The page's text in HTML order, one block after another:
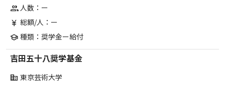
group人数：ー
currency_yen 総額/人：ー
school 種類：奨学金ー給付
吉田五十八奨学基金
corporate_fare 東京芸術大学